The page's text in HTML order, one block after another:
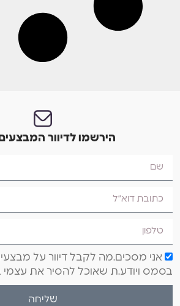
הירשמו לדיוור
אני מסכים.מה לקבל דיוור על
בסמס ויודע.ת שאוכל להסיר את
שליחה